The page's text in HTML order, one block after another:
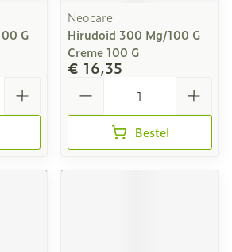
G
Neocare
Hirudoid 300 Mg/100 G
Creme 100 G
€ 16,35
Bestel